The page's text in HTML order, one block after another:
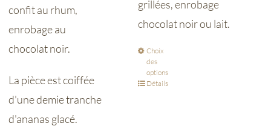
confit au rhum,
enrobage au
chocolat noir.
La pièce est coiffée
d'une demie tranche
d'ananas glacé.
grillées, enrobage
chocolat noir ou lait.
Choix
des
options
Détails